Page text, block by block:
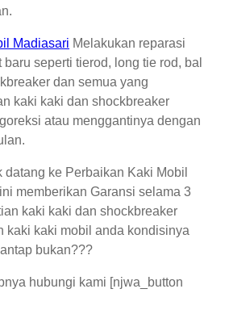
Madiasari Melakukan reparasi
seperti tierod, long tie rod, bal
dan semua yang
kaki kaki dan shockbreaker
atau menggantinya dengan
datang ke Perbaikan Kaki Mobil
memberikan Garansi selama 3
kaki kaki dan shockbreaker
kaki kaki mobil anda kondisinya
bukan???
hubungi kami [njwa_button